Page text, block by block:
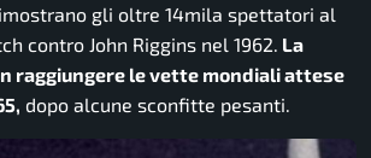
gli oltre 14mila spettatori al
contro John Riggins nel 1962. La
raggiungere le vette mondiali attese
dopo alcune sconfitte pesanti.